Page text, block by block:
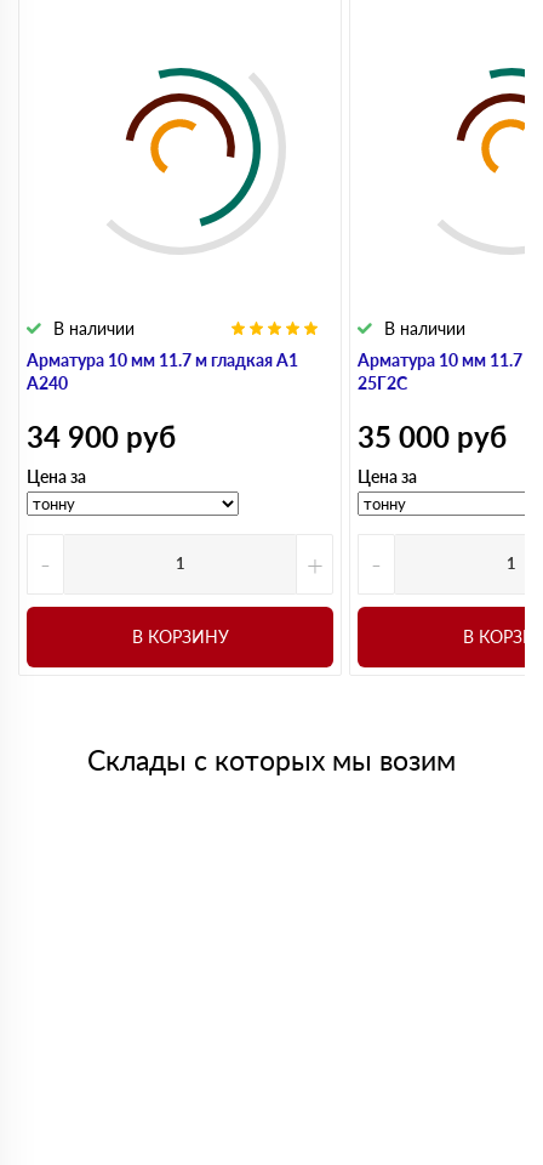
Арматура 10 мм 11.7 м гладкая А1
А240
В наличии
34 900 руб
Цена за
- +
В КОРЗИНУ
Арматура 10 мм 11.7 м
25Г2С
В наличии
35 000 руб
Цена за
-
В
Склады с которых мы возим